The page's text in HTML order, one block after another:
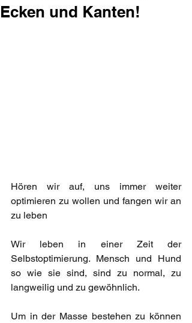
Ecken und Kanten!
Hören wir auf, uns immer weiter
optimieren zu wollen und fangen wir an
zu leben
Wir leben in einer Zeit der
Selbstoptimierung. Mensch und Hund
so wie sie sind, sind zu normal, zu
langweilig und zu gewöhnlich.
Um in der Masse bestehen zu können